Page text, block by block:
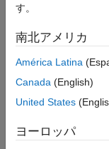
す。
南北アメリカ
América Latina
Canada (English)
United States
ヨーロッパ